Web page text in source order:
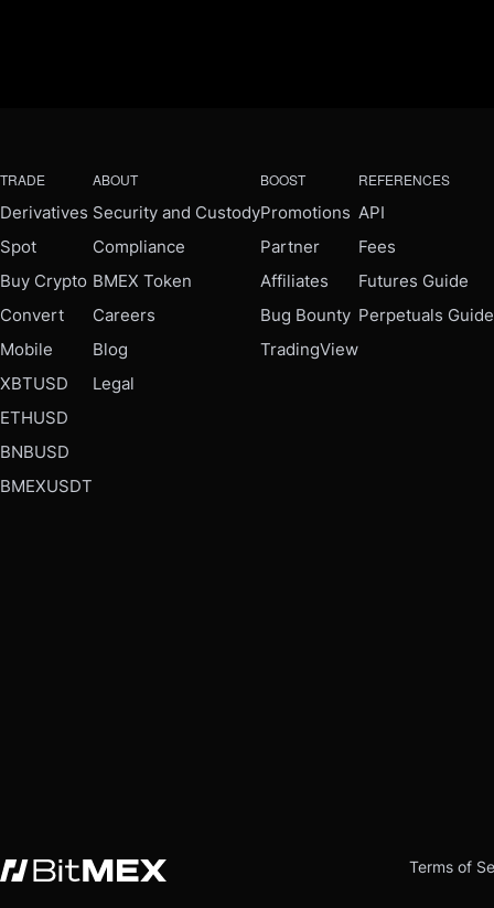
TRADE
Derivatives
Spot
Buy Crypto
Convert
Mobile
XBTUSD
ETHUSD
BNBUSD
BMEXUSDT
ABOUT
Security and Custody
Compliance
BMEX Token
Careers
Blog
Legal
BOOST
Promotions
Partner
Affiliates
Bug Bounty
TradingView
REFERENCES
API
Fees
Futures Guide
Perpetuals Guide
Terms of